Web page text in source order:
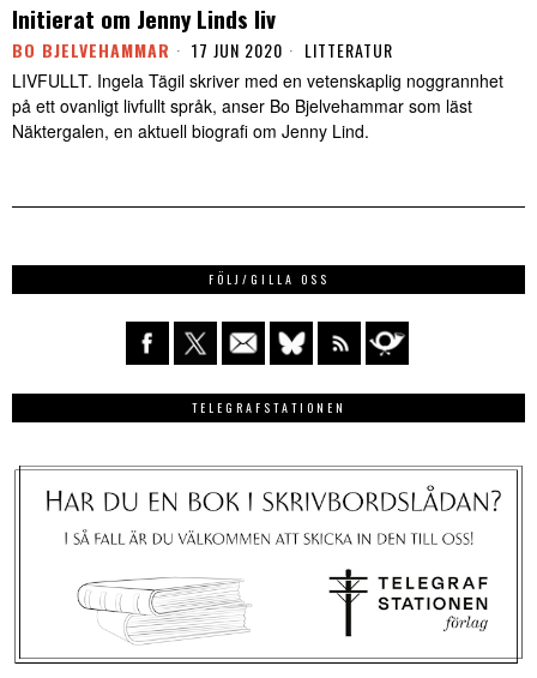
Initierat om Jenny Linds liv
BO BJELVEHAMMAR 17 JUN 2020 LITTERATUR
LIVFULLT. Ingela Tägil skriver med en vetenskaplig noggrannhet
på ett ovanligt livfullt språk, anser Bo Bjelvehammar som läst
Näktergalen, en aktuell biografi om Jenny Lind.
FÖLJ/GILLA OSS
TELEGRAFSTATIONEN